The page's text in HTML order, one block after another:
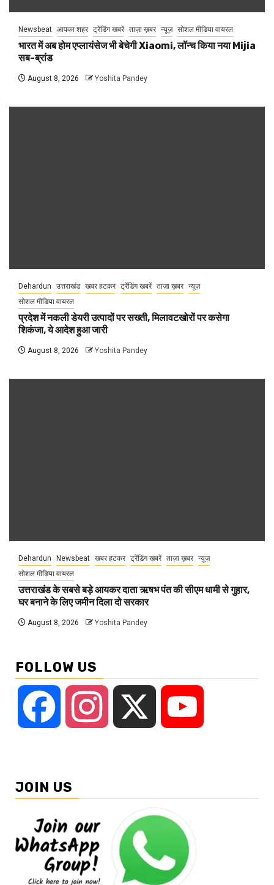
Newsbeat आपका शहर ट्रेंडिंग खबरें ताज़ा ख़बर न्यूज़ सोशल मीडिया वायरल
भारत में अब होम एप्लायंसेज भी बेचेगी Xiaomi, लॉन्च किया नया Mijia
सब-ब्रांड
August 8, 2026 Yoshita Pandey
Dehardun उत्तराखंड खबर हटकर ट्रेंडिंग खबरें ताज़ा ख़बर न्यूज़
सोशल मीडिया वायरल
प्रदेश में नकली डेयरी उत्पादों पर सख्ती, मिलावटखोरों पर कसेगा
शिकंजा, ये आदेश हुआ जारी
August 8, 2026 Yoshita Pandey
Dehardun Newsbeat खबर हटकर ट्रेंडिंग खबरें ताज़ा ख़बर न्यूज़
सोशल मीडिया वायरल
उत्तराखंड के सबसे बड़े आयकर दाता ऋषभ पंत की सीएम धामी से गुहार,
घर बनाने के लिए जमीन दिला दो सरकार
August 8, 2026 Yoshita Pandey
FOLLOW US
Facebook Instagram
JOIN US